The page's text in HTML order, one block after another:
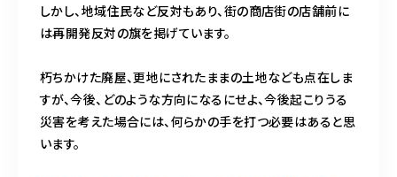
しかし、地域住民など反対もあり、街の商店街の店舗前に
は再開発反対の旗を掲げています。
朽ちかけた廃屋、更地にされたままの土地なども点在しま
すが、今後、どのような方向になるにせよ、今後起こりうる
災害を考えた場合には、何らかの手を打つ必要はあると思
います。